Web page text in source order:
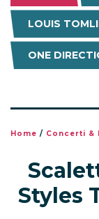
LOUIS
ONE
Home / Concerti &
Styles